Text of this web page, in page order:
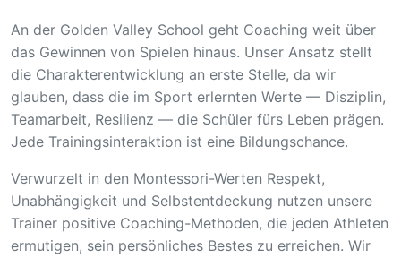
An der Golden Valley School geht Coaching weit über
das Gewinnen von Spielen hinaus. Unser Ansatz stellt
die Charakterentwicklung an erste Stelle, da wir
glauben, dass die im Sport erlernten Werte — Disziplin,
Teamarbeit, Resilienz — die Schüler fürs Leben prägen.
Jede Trainingsinteraktion ist eine Bildungschance.
Verwurzelt in den Montessori-Werten Respekt,
Unabhängigkeit und Selbstentdeckung nutzen unsere
Trainer positive Coaching-Methoden, die jeden Athleten
ermutigen, sein persönliches Bestes zu erreichen. Wir